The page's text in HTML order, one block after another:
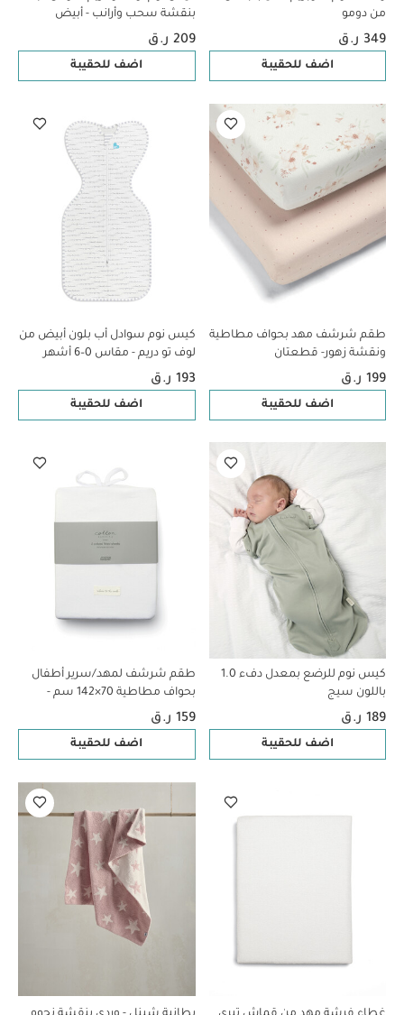
من دومو
349 ر.ق
اضف للحقيبة
بنقشة سحب وأرانب - أبيض
209 ر.ق
اضف للحقيبة
طقم شرشف مهد بحواف مطاطية
ونقشة زهور- قطعتان
199 ر.ق
اضف للحقيبة
كيس نوم سوادل أب بلون أبيض من
لوف تو دريم - مقاس 0–6 أشهر
193 ر.ق
اضف للحقيبة
كيس نوم للرضع بمعدل دفء 1.0
باللون سيج
189 ر.ق
اضف للحقيبة
طقم شرشف لمهد/سرير أطفال
بحواف مطاطية 70×142 سم -
قطعتان
159 ر.ق
اضف للحقيبة